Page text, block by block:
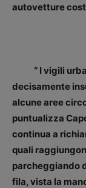
autovetture
“ I vigili
decisamente
alcune aree
puntualizza
continua a
quali
parcheggiando
fila, vista la